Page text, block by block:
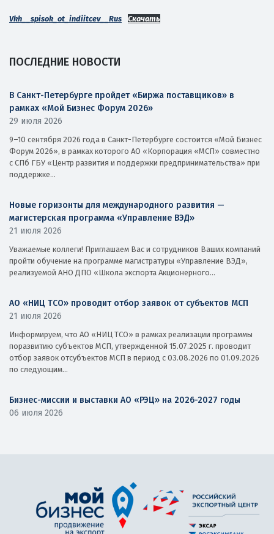
Vkh__spisok_ot_indiitcev__Rus Скачать
ПОСЛЕДНИЕ НОВОСТИ
В Санкт-Петербурге пройдет «Биржа поставщиков» в
рамках «Мой Бизнес Форум 2026»
29 июля 2026
9–10 сентября 2026 года в Санкт-Петербурге состоится «Мой Бизнес
Форум 2026», в рамках которого АО «Корпорация «МСП» совместно
с СПб ГБУ «Центр развития и поддержки предпринимательства» при
поддержке...
Новые горизонты для международного развития —
магистерская программа «Управление ВЭД»
21 июля 2026
Уважаемые коллеги! Приглашаем Вас и сотрудников Ваших компаний
пройти обучение на программе магистратуры «Управление ВЭД»,
реализуемой АНО ДПО «Школа экспорта Акционерного...
АО «НИЦ ТСО» проводит отбор заявок от субъектов МСП
21 июля 2026
Информируем, что АО «НИЦ ТСО» в рамках реализации программы
поразвитию субъектов МСП, утвержденной 15.07.2025 г. проводит
отбор заявок отсубъектов МСП в период с 03.08.2026 по 01.09.2026
по следующим...
Бизнес-миссии и выставки АО «РЭЦ» на 2026-2027 годы
06 июля 2026